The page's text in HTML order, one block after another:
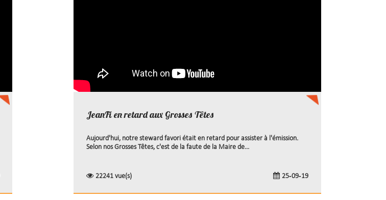
JeanFi en retard aux Grosses Têtes
Aujourd'hui, notre steward favori était en retard pour assister à l'émission.
Selon nos Grosses Têtes, c'est de la faute de la Maire de...
22241 vue(s) 25-09-19